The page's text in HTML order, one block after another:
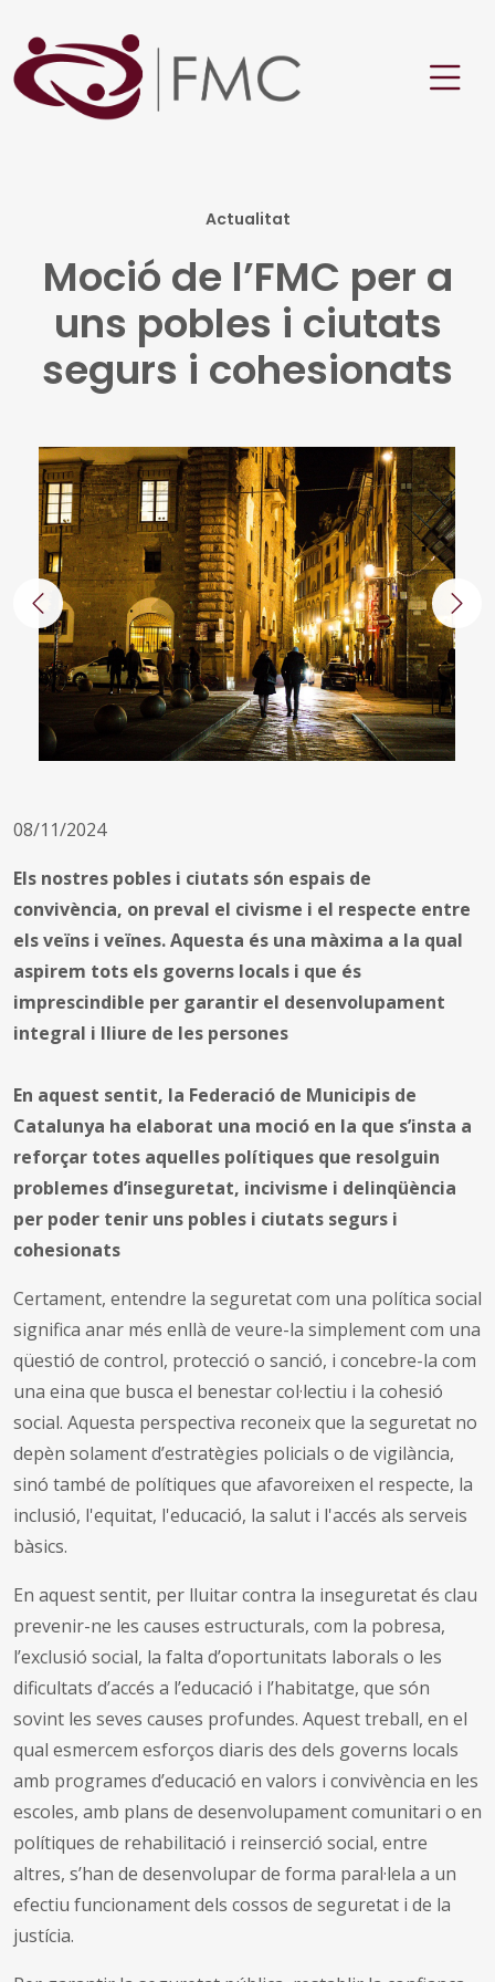
Actualitat
Moció de l’FMC per a
uns pobles i ciutats
segurs i cohesionats
Anterior
08/11/2024
Els nostres pobles i ciutats són espais de
convivència, on preval el civisme i el respecte entre
els veïns i veïnes. Aquesta és una màxima a la qual
aspirem tots els governs locals i que és
imprescindible per garantir el desenvolupament
integral i lliure de les persones
En aquest sentit, la Federació de Municipis de
Catalunya ha elaborat una moció en la que s’insta a
reforçar totes aquelles polítiques que resolguin
problemes d’inseguretat, incivisme i delinqüència
per poder tenir uns pobles i ciutats segurs i
cohesionats
Certament, entendre la seguretat com una política social
significa anar més enllà de veure-la simplement com una
qüestió de control, protecció o sanció, i concebre-la com
una eina que busca el benestar col·lectiu i la cohesió
social. Aquesta perspectiva reconeix que la seguretat no
depèn solament d’estratègies policials o de vigilància,
sinó també de polítiques que afavoreixen el respecte, la
inclusió, l'equitat, l'educació, la salut i l'accés als serveis
bàsics.
En aquest sentit, per lluitar contra la inseguretat és clau
prevenir-ne les causes estructurals, com la pobresa,
l’exclusió social, la falta d’oportunitats laborals o les
dificultats d’accés a l’educació i l’habitatge, que són
sovint les seves causes profundes. Aquest treball, en el
qual esmercem esforços diaris des dels governs locals
amb programes d’educació en valors i convivència en les
escoles, amb plans de desenvolupament comunitari o en
polítiques de rehabilitació i reinserció social, entre
altres, s’han de desenvolupar de forma paral·lela a un
efectiu funcionament dels cossos de seguretat i de la
justícia.